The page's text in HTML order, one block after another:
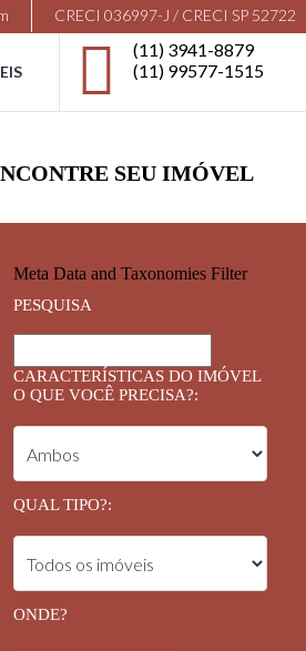
CRECI 036997-J / CRECI SP 52722
(11) 3941-8879
(11) 99577-1515
SEU IMÓVEL
Meta Data and Taxonomies Filter
PESQUISA
CARACTERÍSTICAS DO IMÓVEL
O QUE VOCÊ PRECISA?:
QUAL TIPO?:
ONDE?